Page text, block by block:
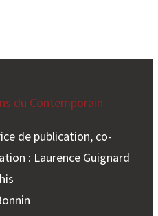
du Contemporain
de publication, co-
: Laurence Guignard